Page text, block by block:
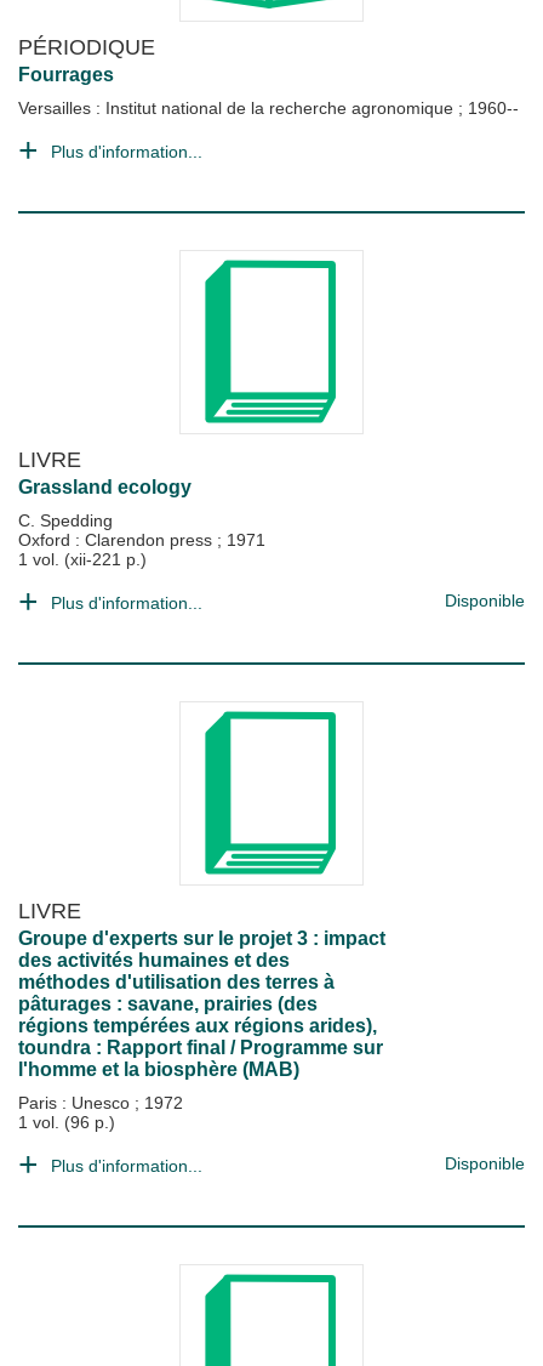
PÉRIODIQUE
Fourrages
Versailles : Institut national de la recherche agronomique ; 1960--
Plus d'information...
LIVRE
Grassland ecology
C. Spedding
Oxford : Clarendon press ; 1971
1 vol. (xii-221 p.)
Plus d'information... Disponible
LIVRE
Groupe d'experts sur le projet 3 : impact
des activités humaines et des
méthodes d'utilisation des terres à
pâturages : savane, prairies (des
régions tempérées aux régions arides),
toundra : Rapport final / Programme sur
l'homme et la biosphère (MAB)
Paris : Unesco ; 1972
1 vol. (96 p.)
Plus d'information... Disponible